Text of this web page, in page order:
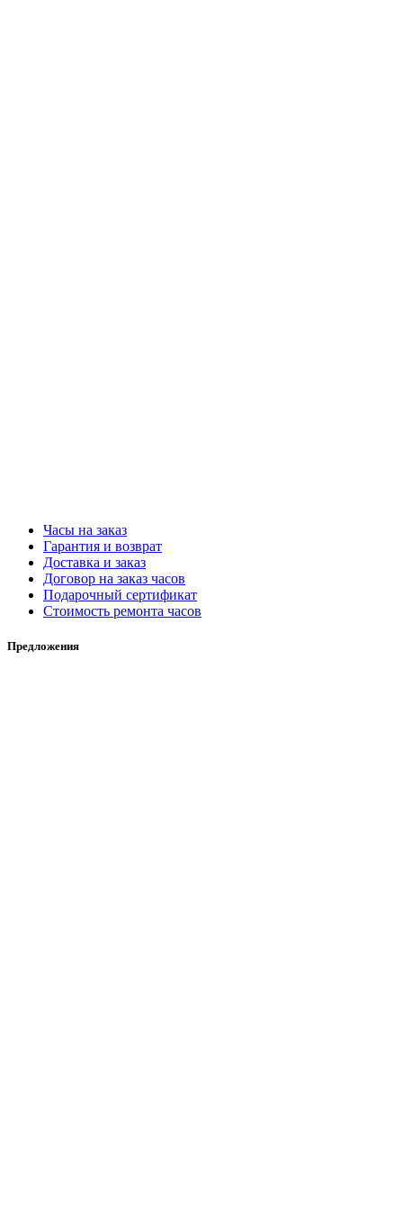
Часы на заказ
Гарантия и возврат
Доставка и заказ
Договор на заказ часов
Подарочный сертификат
Стоимость ремонта часов
Предложения